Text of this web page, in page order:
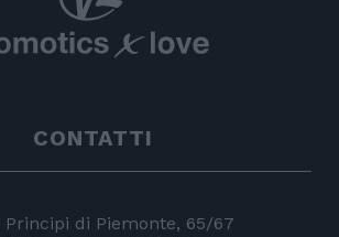
CONTATTI
Principi di Piemonte, 65/67